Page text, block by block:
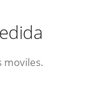
moviles.